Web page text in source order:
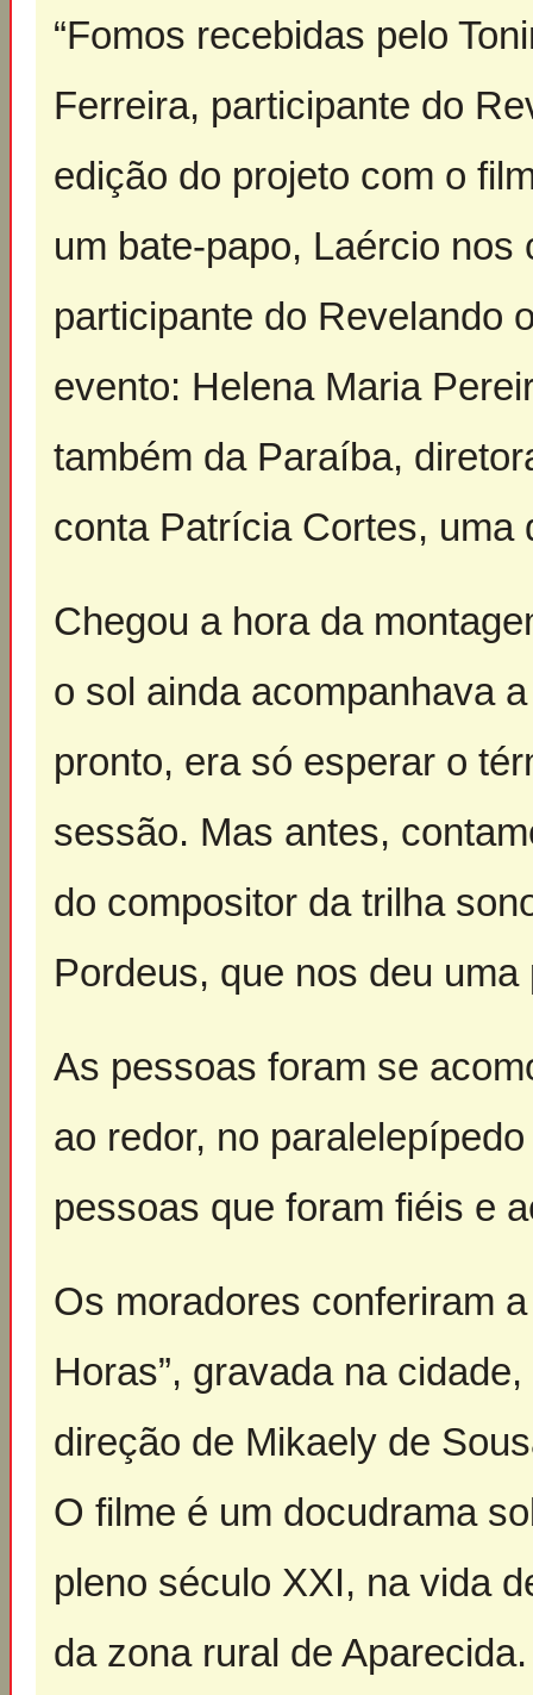
“Fomos recebidas pelo
Ferreira, participante do
edição do projeto com o
um bate-papo, Laércio
participante do Revelando
evento: Helena Maria
também da Paraíba,
conta Patrícia Cortes, uma
Chegou a hora da
o sol ainda acompanhava
pronto, era só esperar o
sessão. Mas antes,
do compositor da trilha
Pordeus, que nos deu uma
As pessoas foram se
ao redor, no
pessoas que foram fiéis e
Os moradores conferiram
Horas”, gravada na
direção de Mikaely de
O filme é um docudrama
pleno século XXI, na vida
da zona rural de